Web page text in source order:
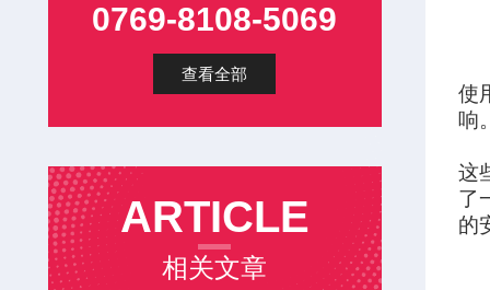
0769-8108-5069
查看全部
ARTICLE
相关文章
使
响
这
了
的